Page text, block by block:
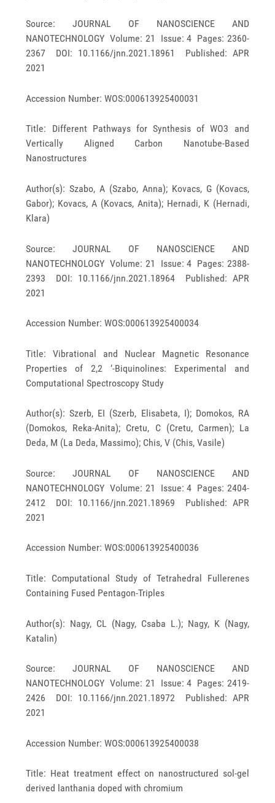
Source: JOURNAL OF NANOSCIENCE AND
NANOTECHNOLOGY Volume: 21 Issue: 4 Pages: 2360-
2367 DOI: 10.1166/jnn.2021.18961 Published: APR
2021
Accession Number: WOS:000613925400031
Title: Different Pathways for Synthesis of WO3 and
Vertically Aligned Carbon Nanotube-Based
Nanostructures
Author(s): Szabo, A (Szabo, Anna); Kovacs, G (Kovacs,
Gabor); Kovacs, A (Kovacs, Anita); Hernadi, K (Hernadi,
Klara)
Source: JOURNAL OF NANOSCIENCE AND
NANOTECHNOLOGY Volume: 21 Issue: 4 Pages: 2388-
2393 DOI: 10.1166/jnn.2021.18964 Published: APR
2021
Accession Number: WOS:000613925400034
Title: Vibrational and Nuclear Magnetic Resonance
Properties of 2,2 ‘-Biquinolines: Experimental and
Computational Spectroscopy Study
Author(s): Szerb, EI (Szerb, Elisabeta, I); Domokos, RA
(Domokos, Reka-Anita); Cretu, C (Cretu, Carmen); La
Deda, M (La Deda, Massimo); Chis, V (Chis, Vasile)
Source: JOURNAL OF NANOSCIENCE AND
NANOTECHNOLOGY Volume: 21 Issue: 4 Pages: 2404-
2412 DOI: 10.1166/jnn.2021.18969 Published: APR
2021
Accession Number: WOS:000613925400036
Title: Computational Study of Tetrahedral Fullerenes
Containing Fused Pentagon-Triples
Author(s): Nagy, CL (Nagy, Csaba L.); Nagy, K (Nagy,
Katalin)
Source: JOURNAL OF NANOSCIENCE AND
NANOTECHNOLOGY Volume: 21 Issue: 4 Pages: 2419-
2426 DOI: 10.1166/jnn.2021.18972 Published: APR
2021
Accession Number: WOS:000613925400038
Title: Heat treatment effect on nanostructured sol-gel
derived lanthania doped with chromium